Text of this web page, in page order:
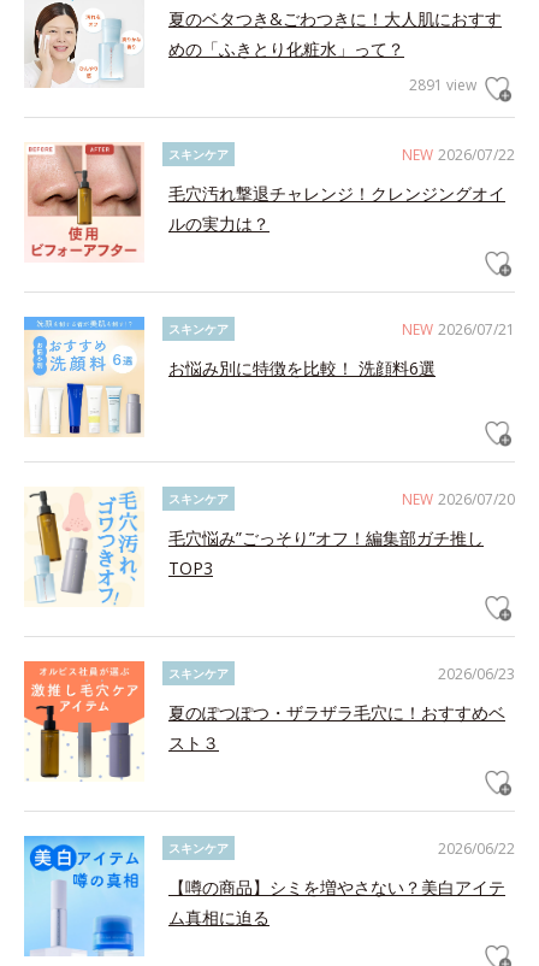
夏のベタつき&ごわつきに！大人肌におすす
めの「ふきとり化粧水」って？
2891 view
NEW 2026/07/22
スキンケア
毛穴汚れ撃退チャレンジ！クレンジングオイ
ルの実力は？
NEW 2026/07/21
スキンケア
お悩み別に特徴を比較！ 洗顔料6選
NEW 2026/07/20
スキンケア
毛穴悩み”ごっそり”オフ！編集部ガチ推し
TOP3
2026/06/23
スキンケア
夏のぽつぽつ・ザラザラ毛穴に！おすすめベ
スト３
2026/06/22
スキンケア
【噂の商品】シミを増やさない？美白アイテ
ム真相に迫る